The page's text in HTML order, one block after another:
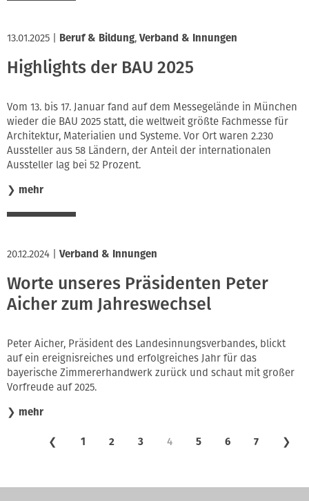
13.01.2025 Beruf & Bildung, Verband & Innungen
Highlights der BAU 2025
Vom 13. bis 17. Januar fand auf dem Messegelände in München
wieder die BAU 2025 statt, die weltweit größte Fachmesse für
Architektur, Materialien und Systeme. Vor Ort waren 2.230
Aussteller aus 58 Ländern, der Anteil der internationalen
Aussteller lag bei 52 Prozent.
❯ mehr
20.12.2024 Verband & Innungen
Worte unseres Präsidenten Peter
Aicher zum Jahreswechsel
Peter Aicher, Präsident des Landesinnungsverbandes, blickt
auf ein ereignisreiches und erfolgreiches Jahr für das
bayerische Zimmererhandwerk zurück und schaut mit großer
Vorfreude auf 2025.
❯ mehr
❮ 1 2 3 4 5 6 7 ❯